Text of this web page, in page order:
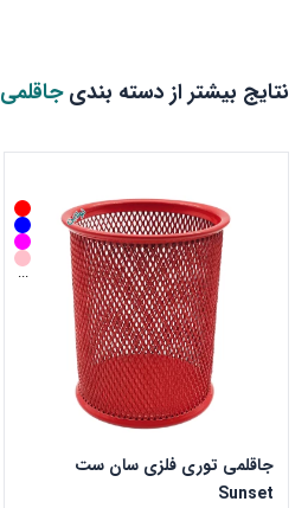
نتایج بیشتر از دسته بندیجاقلمی
...
جاقلمی توری فلزی سان ست
Sunset